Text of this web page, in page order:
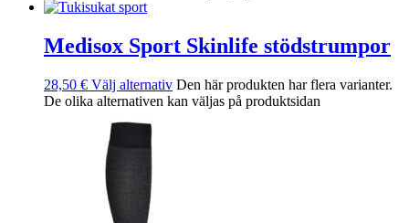
Medisox Sport Skinlife stödstrumpor
28,50 € Välj alternativ Den här produkten har flera varianter.
De olika alternativen kan väljas på produktsidan